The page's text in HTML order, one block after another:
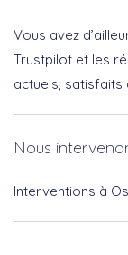
Vous avez
Trustpilot et les
actuels, satisfaits
Nous
Interventions à